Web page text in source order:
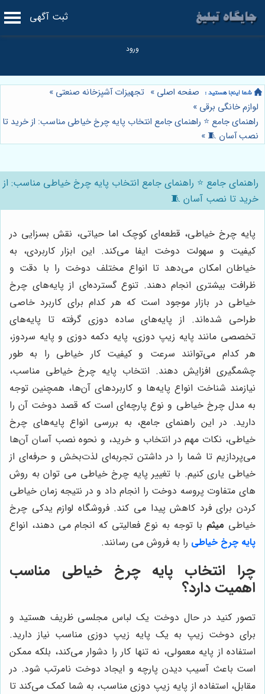
ثبت آگهی
صفحه اصلی » تجهیزات آشپزخانه صنعتی »
لوازم خانگی برقی »
راهنمای جامع ⭐️ راهنمای جامع انتخاب پایه چرخ خیاطی مناسب: از خرید تا
نصب آسان 🧵 »
راهنمای جامع ⭐️ راهنمای جامع انتخاب پایه چرخ خیاطی مناسب: از
خرید تا نصب آسان 🧵
پایه چرخ خیاطی، قطعه‌ای کوچک اما حیاتی، نقش بسزایی در
کیفیت و سهولت دوخت ایفا می‌کند. این ابزار کاربردی، به
خیاطان امکان می‌دهد تا انواع مختلف دوخت را با دقت و
ظرافت بیشتری انجام دهند. تنوع گسترده‌ای از پایه‌های چرخ
خیاطی در بازار موجود است که هر کدام برای کاربرد خاصی
طراحی شده‌اند. از پایه‌های ساده دوزی گرفته تا پایه‌های
تخصصی مانند پایه زیپ دوزی، پایه دکمه دوزی و پایه سردوز،
هر کدام می‌توانند سرعت و کیفیت کار خیاطی را به طور
چشمگیری افزایش دهند. انتخاب پایه چرخ خیاطی مناسب،
نیازمند شناخت انواع پایه‌ها و کاربردهای آن‌ها، همچنین توجه
به مدل چرخ خیاطی و نوع پارچه‌ای است که قصد دوخت آن را
دارید. در این راهنمای جامع، به بررسی انواع پایه‌های چرخ
خیاطی، نکات مهم در انتخاب و خرید، و نحوه نصب آسان آن‌ها
می‌پردازیم تا شما را در داشتن تجربه‌ای لذت‌بخش و حرفه‌ای از
خیاطی یاری کنیم. با تغییر پایه چرخ خیاطی می توان به روش
های متفاوت پروسه دوخت را انجام داد و در نتیجه زمان خیاطی
کردن برای فرد کاهش پیدا می کند. فروشگاه لوازم یدکی چرخ
خیاطی میثم با توجه به نوع فعالیتی که انجام می دهند، انواع
پایه چرخ خیاطی را به فروش می رسانند.
چرا انتخاب پایه چرخ خیاطی مناسب
اهمیت دارد؟
تصور کنید در حال دوخت یک لباس مجلسی ظریف هستید و
برای دوخت زیپ به یک پایه زیپ دوزی مناسب نیاز دارید.
استفاده از پایه معمولی، نه تنها کار را دشوار می‌کند، بلکه ممکن
است باعث آسیب دیدن پارچه و ایجاد دوخت نامرتب شود. در
مقابل، استفاده از پایه زیپ دوزی مناسب، به شما کمک می‌کند تا